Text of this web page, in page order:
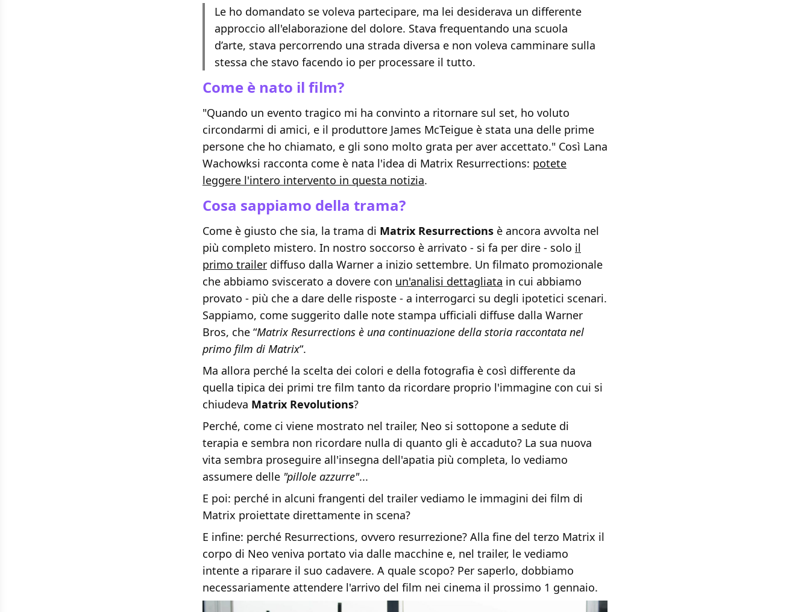
Le ho domandato se voleva partecipare, ma lei desiderava un differente
approccio all'elaborazione del dolore. Stava frequentando una scuola
d’arte, stava percorrendo una strada diversa e non voleva camminare sulla
stessa che stavo facendo io per processare il tutto.
Come è nato il film?
"Quando un evento tragico mi ha convinto a ritornare sul set, ho voluto
circondarmi di amici, e il produttore James McTeigue è stata una delle prime
persone che ho chiamato, e gli sono molto grata per aver accettato." Così Lana
Wachowksi racconta come è nata l'idea di Matrix Resurrections: potete
leggere l'intero intervento in questa notizia.
Cosa sappiamo della trama?
Come è giusto che sia, la trama di Matrix Resurrections è ancora avvolta nel
più completo mistero. In nostro soccorso è arrivato - si fa per dire - solo il
primo trailer diffuso dalla Warner a inizio settembre. Un filmato promozionale
che abbiamo sviscerato a dovere con un'analisi dettagliata in cui abbiamo
provato - più che a dare delle risposte - a interrogarci su degli ipotetici scenari.
Sappiamo, come suggerito dalle note stampa ufficiali diffuse dalla Warner
Bros, che “Matrix Resurrections è una continuazione della storia raccontata nel
primo film di Matrix“.
Ma allora perché la scelta dei colori e della fotografia è così differente da
quella tipica dei primi tre film tanto da ricordare proprio l'immagine con cui si
chiudeva Matrix Revolutions?
Perché, come ci viene mostrato nel trailer, Neo si sottopone a sedute di
terapia e sembra non ricordare nulla di quanto gli è accaduto? La sua nuova
vita sembra proseguire all'insegna dell'apatia più completa, lo vediamo
assumere delle "pillole azzurre"...
E poi: perché in alcuni frangenti del trailer vediamo le immagini dei film di
Matrix proiettate direttamente in scena?
E infine: perché Resurrections, ovvero resurrezione? Alla fine del terzo Matrix il
corpo di Neo veniva portato via dalle macchine e, nel trailer, le vediamo
intente a riparare il suo cadavere. A quale scopo? Per saperlo, dobbiamo
necessariamente attendere l'arrivo del film nei cinema il prossimo 1 gennaio.